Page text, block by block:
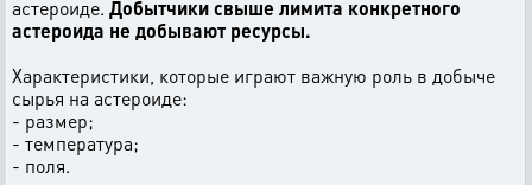
астероиде. Добытчики свыше лимита конкретного
астероида не добывают ресурсы.
Характеристики, которые играют важную роль в добыче
сырья на астероиде:
- размер;
- температура;
- поля.